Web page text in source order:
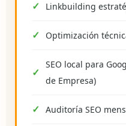
Linkbuilding
Optimización
SEO local para
de Empresa)
Auditoría SEO